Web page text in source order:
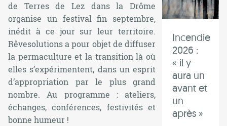
de Terres de Lez dans la Drôme
organise un festival fin septembre,
inédit à ce jour sur leur territoire.
Rêvesolutions a pour objet de diffuser
la permaculture et la transition là où
elles s’expérimentent, dans un esprit
d’appropriation par le plus grand
nombre. Au programme : ateliers,
échanges, conférences, festivités et
bonne humeur !
Incendie
2026 :
« il y
aura un
avant et
un
après »